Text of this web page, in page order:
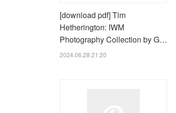
[download pdf] Tim
Hetherington: IWM
Photography Collection by G…
2024.06.28 21:20